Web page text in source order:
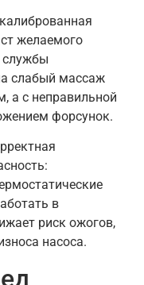
желаемого
службы
слабый массаж
а с неправильной
форсунок.
в
риск ожогов,
насоса.